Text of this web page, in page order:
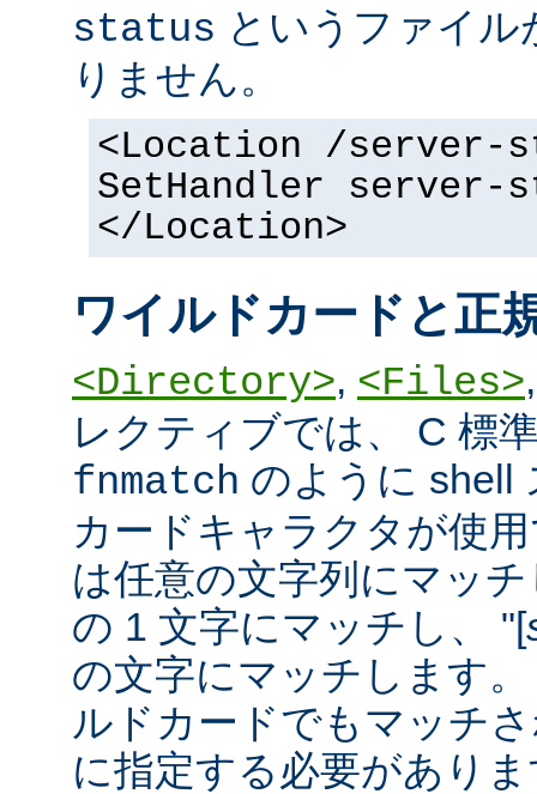
status というファイ
りません。
<Location /server-
SetHandler server-
</Location>
ワイルドカードと正
<Directory>, <Files>
レクティブでは、 C 標
fnmatch のように shell
カードキャラクタが使
は任意の文字列にマッ
の 1 文字にマッチし、 "[
の文字にマッチします
ルドカードでもマッチ
に指定する必要があり